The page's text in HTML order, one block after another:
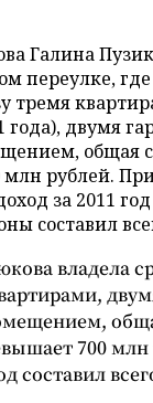
Галина
переулке,
тремя
года), двумя
общая
рублей.
за 2011 год
составил
владела
700 млн
составил